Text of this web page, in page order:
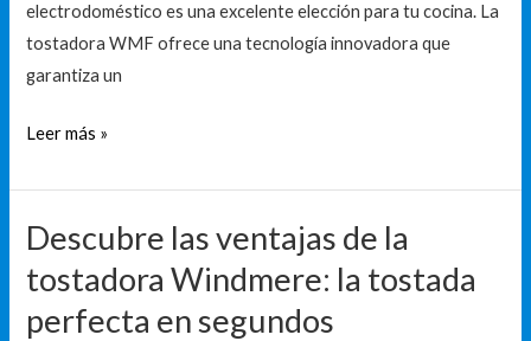
electrodoméstico es una excelente elección para tu cocina. La
tostadora WMF ofrece una tecnología innovadora que
garantiza un
Leer más »
Descubre las ventajas de la
tostadora Windmere: la tostada
perfecta en segundos
Descubre
ventajas
de